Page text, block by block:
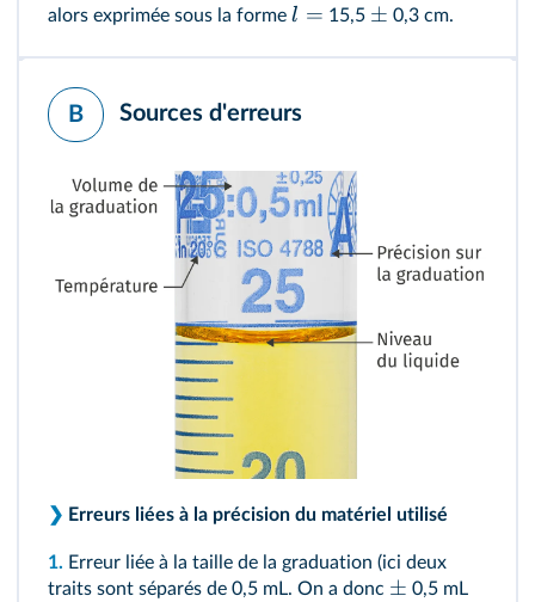
alors exprimée sous la forme l = 15,5 ± 0,3 cm.
B Sources d'erreurs
❯ Erreurs liées à la précision du matériel utilisé
1. Erreur liée à la taille de la graduation (ici deux
traits sont séparés de 0,5 mL. On a donc ± 0,5 mL